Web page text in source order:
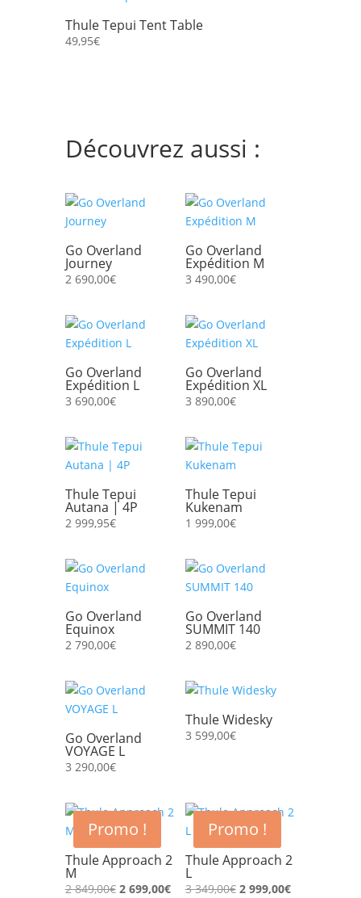
Thule Tepui Tent Table
49,95€
Découvrez aussi :
Go Overland
Journey
2 690,00€
Go Overland
Expédition M
3 490,00€
Go Overland
Expédition L
3 690,00€
Go Overland
Expédition XL
3 890,00€
Thule Tepui
Autana | 4P
2 999,95€
Thule Tepui
Kukenam
1 999,00€
Go Overland
Equinox
2 790,00€
Go Overland
SUMMIT 140
2 890,00€
Go Overland
VOYAGE L
3 290,00€
Thule Widesky
3 599,00€
Promo !
Thule Approach 2
M
2 849,00€ Le
2 699,00€Le
Promo !
Thule Approach 2
L
3 349,00€ Le
2 999,00€Le